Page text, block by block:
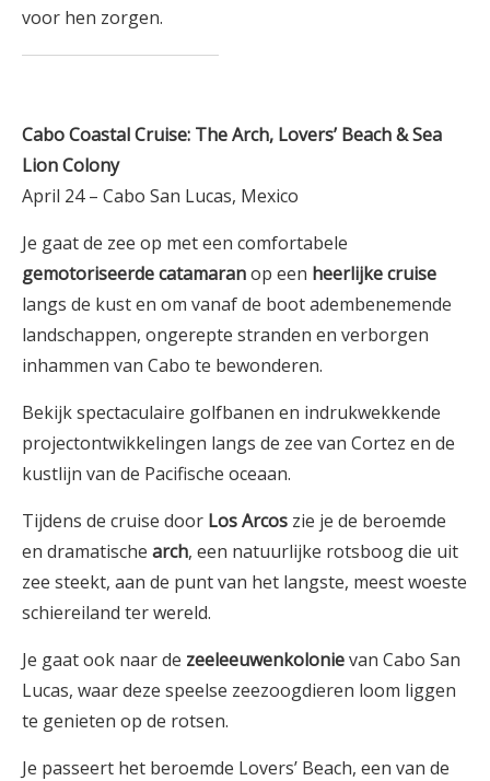
voor hen zorgen.
Cabo Coastal Cruise: The Arch, Lovers’ Beach & Sea
Lion Colony
April 24 – Cabo San Lucas, Mexico
Je gaat de zee op met een comfortabele
gemotoriseerde catamaranop een heerlijke cruise
langs de kust en om vanaf de boot adembenemende
landschappen, ongerepte stranden en verborgen
inhammen van Cabo te bewonderen.
Bekijk spectaculaire golfbanen en indrukwekkende
projectontwikkelingen langs de zee van Cortez en de
kustlijn van de Pacifische oceaan.
Tijdens de cruise door Los Arcos zie je de beroemde
en dramatische arch, een natuurlijke rotsboog die uit
zee steekt, aan de punt van het langste, meest woeste
schiereiland ter wereld.
Je gaat ook naar de zeeleeuwenkolonievan Cabo San
Lucas, waar deze speelse zeezoogdieren loom liggen
te genieten op de rotsen.
Je passeert het beroemde Lovers’ Beach, een van de